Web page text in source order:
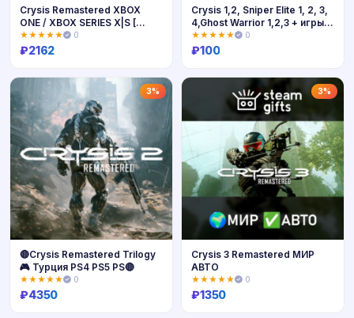
Купить
Crysis Remastered XBOX
ONE / XBOX SERIES X|S [
Ключ🔑 ]
★★★★★ 0
₽2162
Купить
Crysis 1,2, Sniper Elite 1, 2, 3,
4,Ghost Warrior 1,2,3 + игры /
Steam /Offline
★★★★★ 0
₽100
3%
🔴Crysis Remastered Trilogy
🎮 Турция PS4 PS5 PS🔴
★★★★★ 0
₽4350
3%
Crysis 3 Remastered МИР
АВТО
★★★★★ 0
₽1350